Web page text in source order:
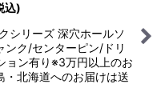
込)
シリーズ 深穴ホールソ
ンク/センターピン/ドリ
ン有り※3万円以上のお
・北海道へのお届けは送